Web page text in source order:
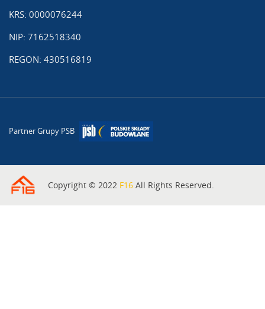
KRS: 0000076244
NIP: 7162518340
REGON: 430516819
Partner Grupy PSB
Copyright © 2022 F16 All Rights Reserved.